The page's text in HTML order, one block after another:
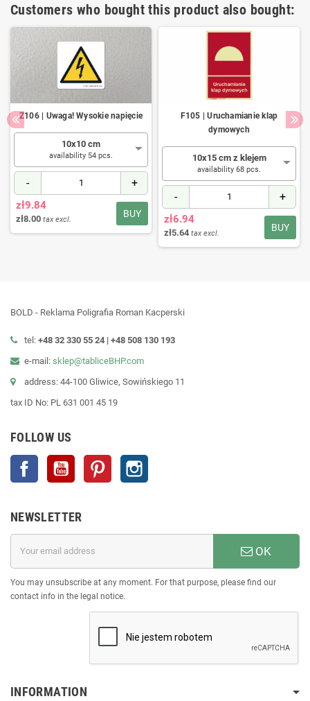
Customers who bought this product also bought:
Z106 | Uwaga! Wysokie napięcie
10x10 cm
availability 54 pcs.
- +
BUY
zł9.84
zł8.00 tax excl.
F105 | Uruchamianie klap
dymowych
10x15 cm z klejem
availability 68 pcs.
- +
BUY
zł6.94
zł5.64 tax excl.
BOLD - Reklama Poligrafia Roman Kacperski
tel: +48 32 330 55 24 | +48 508 130 193
e-mail: sklep@tabliceBHP.com
address: 44-100 Gliwice, Sowińskiego 11
tax ID No: PL 631 001 45 19
FOLLOW US
Facebook YouTube Pinterest
NEWSLETTER
OK
You may unsubscribe at any moment. For that purpose, please find our
contact info in the legal notice.
INFORMATION